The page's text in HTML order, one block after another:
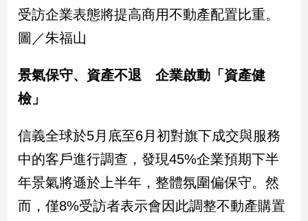
南
灣
觀
南
台
觀
點
受訪企業表態將提高商用不動產配置比重。
圖／朱福山
景氣保守、資產不退 企業啟動「資產健
檢」
信義全球於5月底至6月初對旗下成交與服務
中的客戶進行調查，發現45%企業預期下半
年景氣將遜於上半年，整體氛圍偏保守。然
而，僅8%受訪者表示會因此調整不動產購置